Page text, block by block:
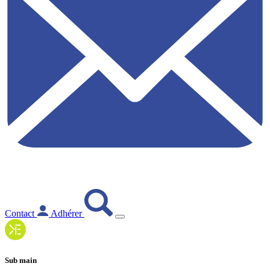
Contact Adhérer
Sub main